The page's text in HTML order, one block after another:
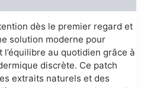
dès le premier regard et
solution moderne pour
l’équilibre au quotidien grâce à
discrète. Ce patch
extraits naturels et des